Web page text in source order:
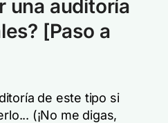
una auditoría
[Paso a
de este tipo si
(¡No me digas,